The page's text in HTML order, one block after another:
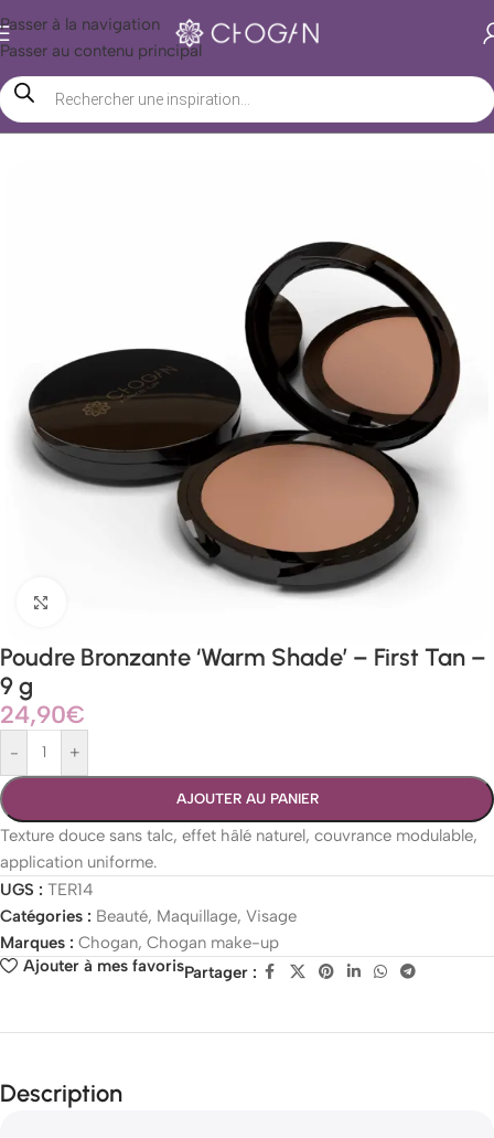
Passer à la navigation
Passer au contenu principal
Accueil/ Boutique Chogan/ Beauté/ Maquillage/ Visage
Poudre Bronzante ‘Warm Shade’ – First Tan –
9 g
24,90€
- +
AJOUTER AU PANIER
Texture douce sans talc, effet hâlé naturel, couvrance modulable,
application uniforme.
UGS : TER14
Catégories : Beauté, Maquillage, Visage
Marques : Chogan, Chogan make-up
Ajouter à mes favorisPartager :
Description